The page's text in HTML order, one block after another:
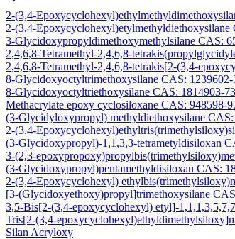
2-(3,4-
2-(3,4-Epoxycyclohexyl)etylmethyldiethoxysilane
3-Glycidoxypropyldimethoxymethylsilane CAS:
2,4,6,8-Tetramethyl-2,4,6,8-
2,4,6,8-Tetramethyl-2,4,6,8-tetrakis[2-(3,4-
8-Glycidoxyoctyltrimethoxysilane CAS: 1239602-
8-Glycidoxyoctyltriethoxysilane CAS: 1814903-
Methacrylate epoxy cyclosiloxane CAS: 948598-
(3-Glycidyloxypropyl) methyldiethoxysilane CAS:
2-(3,4-
(3-Glycidoxypropyl)-1,1,3,3-tetrametyldisiloxan
3-(2,3-
(3-Glycidoxypropyl)pentamethyldisiloxan CAS:
2-(3,4-Epoxycyclohexyl)
[3-(Glycidoxyethoxy)propyl]trimethoxysilane
3,5-Bis[2-(3,4-epoxycyclohexyl) etyl]-
Tris[2-(3,4-
Silan Acryloxy